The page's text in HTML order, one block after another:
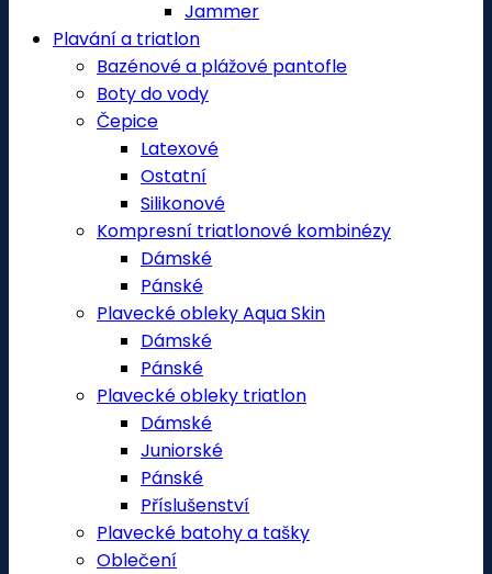
Jammer
Plavání a triatlon
Bazénové a plážové pantofle
Boty do vody
Čepice
Latexové
Ostatní
Silikonové
Kompresní triatlonové kombinézy
Dámské
Pánské
Plavecké obleky Aqua Skin
Dámské
Pánské
Plavecké obleky triatlon
Dámské
Juniorské
Pánské
Příslušenství
Plavecké batohy a tašky
Oblečení